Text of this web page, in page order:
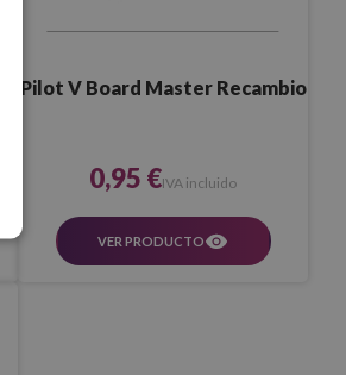
Pilot V Board Master Recambio
0,95 €IVA incluido
VER PRODUCTO